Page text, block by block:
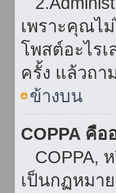
เพราะคุณไ
โพสต์อะไร
ครั้ง แล้วถา
ข้างบน
COPPA คือ
COPPA,
เป็นกฏหมา